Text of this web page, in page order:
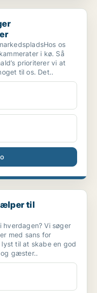
kollegaer
os
i kø. Så
prioriterer vi at
til os. Det..
Kaserne
til
hverdagen? Vi søger
med sans for
til at skabe en god
gæster..